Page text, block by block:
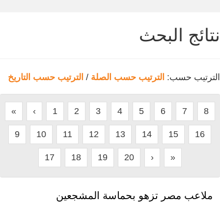
نتائج البحث
الترتيب حسب: الترتيب حسب الصلة / الترتيب حسب التاريخ
« ‹ 1 2 3 4 5 6 7 8
9 10 11 12 13 14 15 16
17 18 19 20 › »
ملاعب مصر تزهو بحماسة المشجعين